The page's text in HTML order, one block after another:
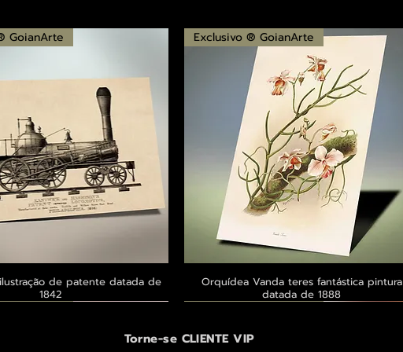
Visualização rápida
GoianArte
de patente datada de
1842
Visualização rápida
Exclusivo ® GoianArte
Orquídea Vanda teres fantástica pintura
datada de 1888
Torne-se CLIENTE VIP